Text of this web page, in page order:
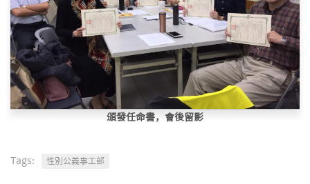
頒發任命書，會後留影
Tags: 性別公義事工部